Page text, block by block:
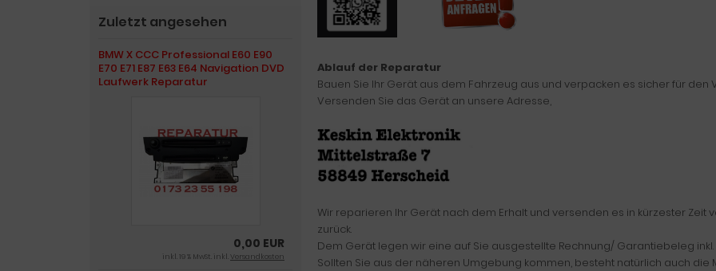
Ablauf der Reparatur
Bauen Sie Ihr Gerät aus dem Fahrzeug aus und verpacken es sicher für den
Versenden Sie das Gerät an unsere Adresse,
Wir reparieren Ihr Gerät nach dem Erhalt und versenden es in kürzester Zeit
zurück.
Dem Gerät legen wir eine auf Sie ausgestellte Rechnung/ Garantiebeleg inkl.
Sollten Sie aus der näheren Umgebung kommen, besteht natürlich auch die
Zuletzt angesehen
BMW X CCC Professional E60 E90
E70 E71 E87 E63 E64 Navigation DVD
Laufwerk Reparatur
0,00 EUR
inkl. 19 % MwSt. inkl.Versandkosten